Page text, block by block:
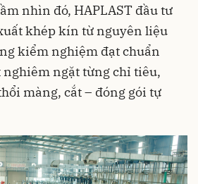
nhìn đó, HAPLAST đầu tư
khép kín từ nguyên liệu
kiểm nghiệm đạt chuẩn
nghiêm ngặt từng chỉ tiêu,
màng, cắt – đóng gói tự